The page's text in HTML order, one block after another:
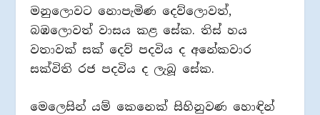
මනුලොවට නොපැමිණ දෙව්ලොවත්,
බඹලොවත් වාසය කළ සේක. තිස් හය
වතාවක් සක් දෙව් පදවිය ද අනේකවාර
සක්විති රජ පදවිය ද ලැබූ සේක.
මෙලෙසින් යම් කෙනෙක් සිහිනුවණ හොඳින්